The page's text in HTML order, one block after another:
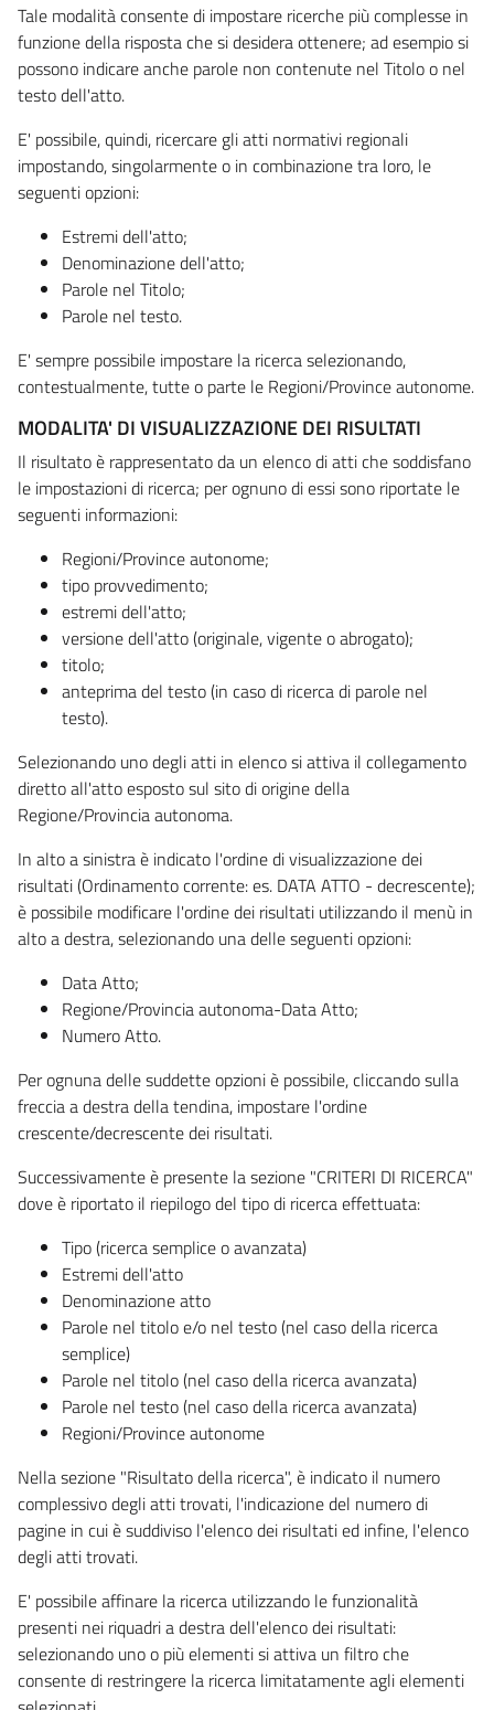
Tale modalità consente di impostare ricerche più complesse in
funzione della risposta che si desidera ottenere; ad esempio si
possono indicare anche parole non contenute nel Titolo o nel
testo dell'atto.
E' possibile, quindi, ricercare gli atti normativi regionali
impostando, singolarmente o in combinazione tra loro, le
seguenti opzioni:
Estremi dell'atto;
Denominazione dell'atto;
Parole nel Titolo;
Parole nel testo.
E' sempre possibile impostare la ricerca selezionando,
contestualmente, tutte o parte le Regioni/Province autonome.
MODALITA' DI VISUALIZZAZIONE DEI RISULTATI
Il risultato è rappresentato da un elenco di atti che soddisfano
le impostazioni di ricerca; per ognuno di essi sono riportate le
seguenti informazioni:
Regioni/Province autonome;
tipo provvedimento;
estremi dell'atto;
versione dell'atto (originale, vigente o abrogato);
titolo;
anteprima del testo (in caso di ricerca di parole nel
testo).
Selezionando uno degli atti in elenco si attiva il collegamento
diretto all'atto esposto sul sito di origine della
Regione/Provincia autonoma.
In alto a sinistra è indicato l'ordine di visualizzazione dei
risultati (Ordinamento corrente: es. DATA ATTO - decrescente);
è possibile modificare l'ordine dei risultati utilizzando il menù in
alto a destra, selezionando una delle seguenti opzioni:
Data Atto;
Regione/Provincia autonoma-Data Atto;
Numero Atto.
Per ognuna delle suddette opzioni è possibile, cliccando sulla
freccia a destra della tendina, impostare l'ordine
crescente/decrescente dei risultati.
Successivamente è presente la sezione "CRITERI DI RICERCA"
dove è riportato il riepilogo del tipo di ricerca effettuata:
Tipo (ricerca semplice o avanzata)
Estremi dell'atto
Denominazione atto
Parole nel titolo e/o nel testo (nel caso della ricerca
semplice)
Parole nel titolo (nel caso della ricerca avanzata)
Parole nel testo (nel caso della ricerca avanzata)
Regioni/Province autonome
Nella sezione "Risultato della ricerca", è indicato il numero
complessivo degli atti trovati, l'indicazione del numero di
pagine in cui è suddiviso l'elenco dei risultati ed infine, l'elenco
degli atti trovati.
E' possibile affinare la ricerca utilizzando le funzionalità
presenti nei riquadri a destra dell'elenco dei risultati:
selezionando uno o più elementi si attiva un filtro che
consente di restringere la ricerca limitatamente agli elementi